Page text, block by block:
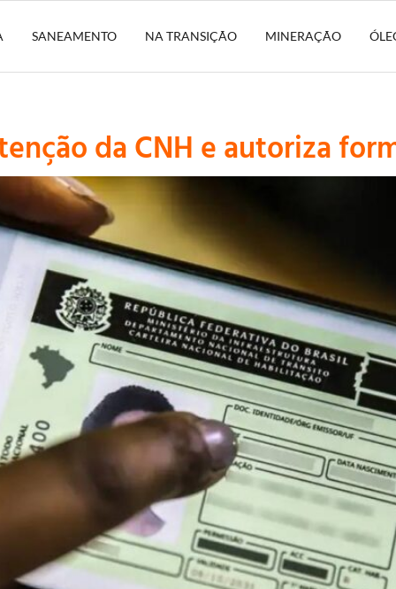
SANEAMENTO NA TRANSIÇÃO MINERAÇÃO
da CNH e autoriza